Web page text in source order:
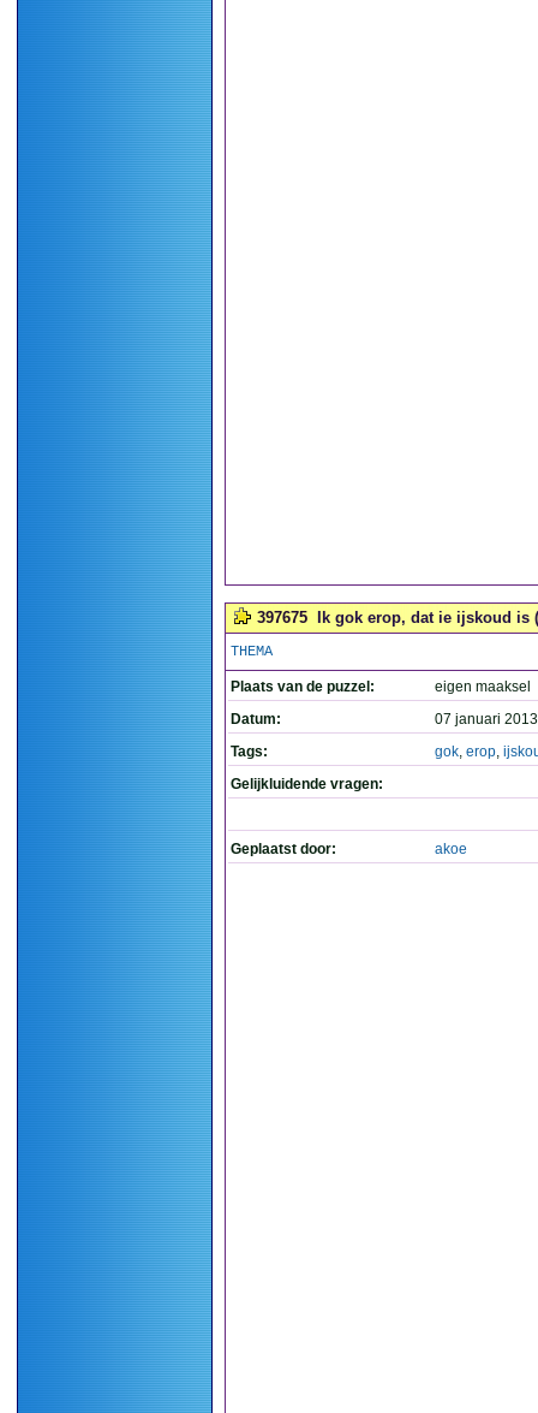
397675 Ik gok erop, dat ie ijskoud is
THEMA
Plaats van de puzzel:
eigen maaksel
Datum:
07 januari
Tags:
gok, erop,
Gelijkluidende vragen:
Geplaatst door: akoe